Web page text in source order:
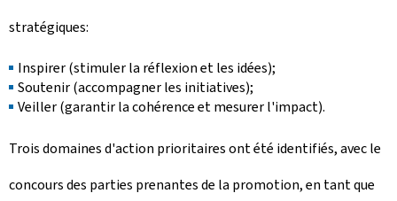
stratégiques:
Inspirer (stimuler la réflexion et les idées);
Soutenir (accompagner les initiatives);
Veiller (garantir la cohérence et mesurer l'impact).
Trois domaines d'action prioritaires ont été identifiés, avec le
concours des parties prenantes de la promotion, en tant que